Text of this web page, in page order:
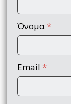
Όνομα *
Email *